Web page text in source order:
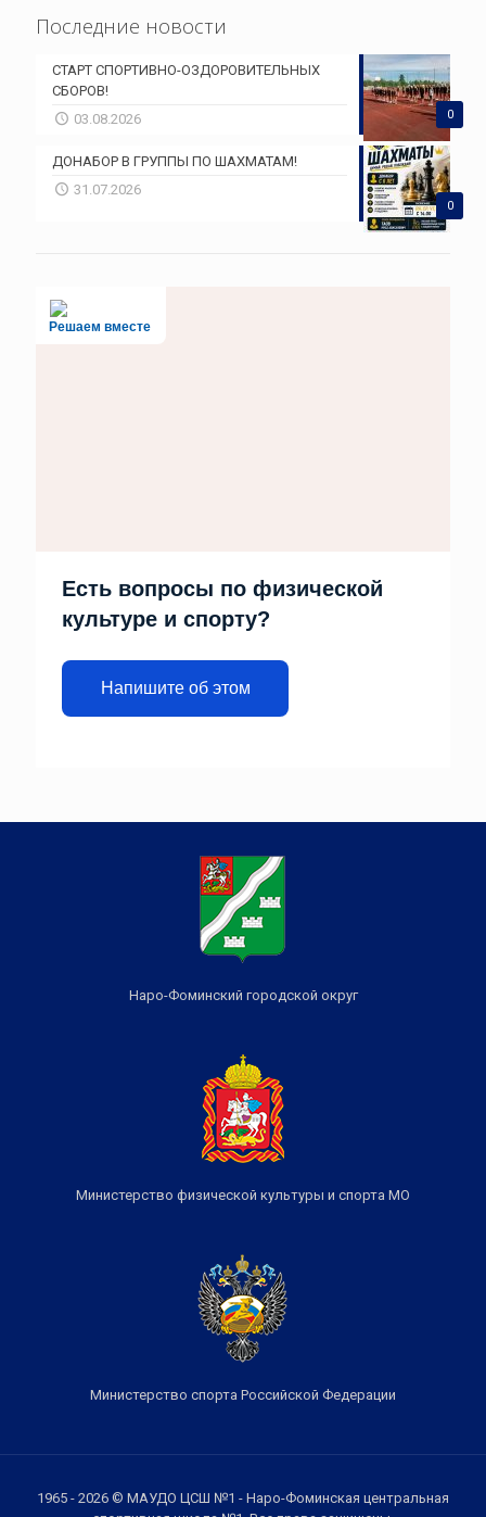
Последние новости
0
СТАРТ СПОРТИВНО-ОЗДОРОВИТЕЛЬНЫХ
СБОРОВ!
03.08.2026
0
ДОНАБОР В ГРУППЫ ПО ШАХМАТАМ!
31.07.2026
Решаем вместе
Есть вопросы по физической
культуре и спорту?
Напишите об этом
Наро-Фоминский городской округ
Министерство физической культуры и спорта МО
Министерство спорта Российской Федерации
1965 - 2026 © МАУДО ЦСШ №1 - Наро-Фоминская центральная